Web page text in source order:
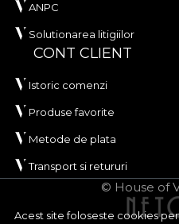
Acest site foloseste cookies
ANPC
Solutionarea litigiilor
CONT CLIENT
Istoric comenzi
Produse favorite
Metode de plata
Transport si retururi
© House of